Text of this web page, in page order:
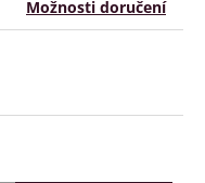
Možnosti doručení